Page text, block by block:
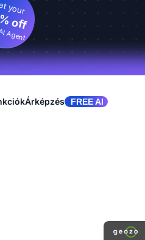
your
off
Agent
Árképzés FREE AI